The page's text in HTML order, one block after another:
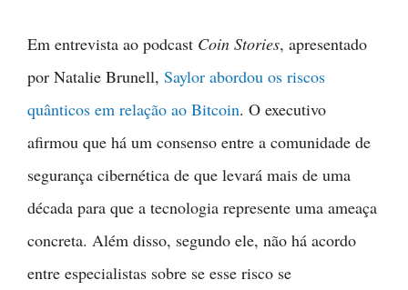
Em entrevista ao podcast Coin Stories, apresentado
por Natalie Brunell, Saylor abordou os riscos
quânticos em relação ao Bitcoin. O executivo
afirmou que há um consenso entre a comunidade de
segurança cibernética de que levará mais de uma
década para que a tecnologia represente uma ameaça
concreta. Além disso, segundo ele, não há acordo
entre especialistas sobre se esse risco se